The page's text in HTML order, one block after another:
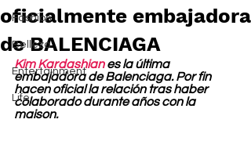
Fashion
Belleza
Entertainment
Life
oficialmente embajadora
de BALENCIAGA
Kim Kardashian es la última
embajadora de Balenciaga. Por fin
hacen oficial la relación tras haber
colaborado durante años con la
maison.